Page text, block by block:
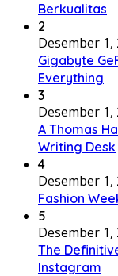
Berkualitas
2
Desember 1,
Gigabyte
Everything
3
Desember 1,
A Thomas
Writing Desk
4
Desember 1,
Fashion
5
Desember 1,
The
Instagram